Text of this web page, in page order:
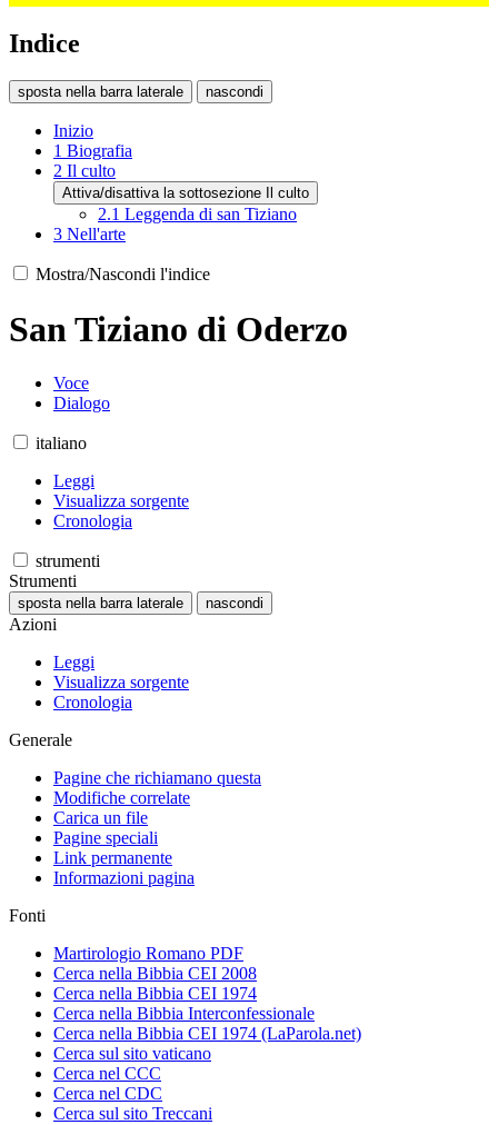
Indice
sposta nella barra laterale nascondi
Inizio
1 Biografia
2 Il culto
Attiva/disattiva la sottosezione Il culto
2.1 Leggenda di san Tiziano
3 Nell'arte
Mostra/Nascondi l'indice
San Tiziano di Oderzo
Voce
Dialogo
italiano
Leggi
Visualizza sorgente
Cronologia
strumenti
Strumenti
sposta nella barra laterale nascondi
Azioni
Leggi
Visualizza sorgente
Cronologia
Generale
Pagine che richiamano questa
Modifiche correlate
Carica un file
Pagine speciali
Link permanente
Informazioni pagina
Fonti
Martirologio Romano PDF
Cerca nella Bibbia CEI 2008
Cerca nella Bibbia CEI 1974
Cerca nella Bibbia Interconfessionale
Cerca nella Bibbia CEI 1974 (LaParola.net)
Cerca sul sito vaticano
Cerca nel CCC
Cerca nel CDC
Cerca sul sito Treccani